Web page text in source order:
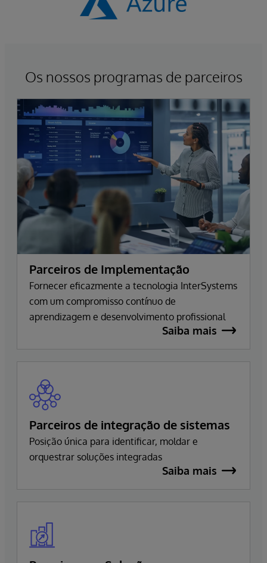
Os nossos programas de parceiros
Parceiros de Implementação
Fornecer eficazmente a tecnologia InterSystems
com um compromisso contínuo de
aprendizagem e desenvolvimento profissional
Saiba mais
Parceiros de integração de sistemas
Posição única para identificar, moldar e
orquestrar soluções integradas
Saiba mais